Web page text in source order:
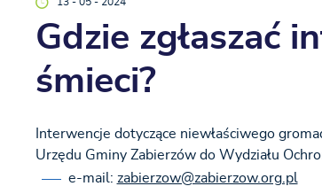
13 - 05 - 2024
Gdzie zgłaszać
śmieci?
Interwencje dotyczące niewłaściwego
Urzędu Gminy Zabierzów do Wydziału
e-mail: zabierzow@zabierzow.org.pl